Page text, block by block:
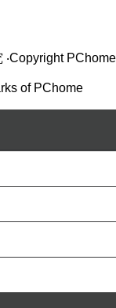
正面包裝有
體圖樣產品
再生材質跟
標示特點資
點時間彙整
翻轉
巧思完美相
膠製作，包裝
光學傳感器
‧Copyright PChome
of PChome